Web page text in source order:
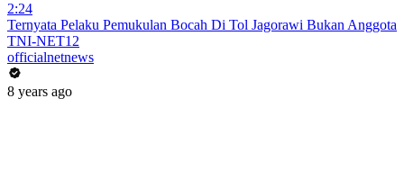
2:24
Ternyata Pelaku Pemukulan Bocah Di Tol Jagorawi Bukan Anggota
TNI-NET12
officialnetnews
8 years ago